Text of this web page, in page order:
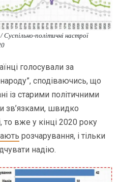
політичні настрої
голосували за
сподіваючись, що
із старими політичними
зв’язками, швидко
то вже у кінці 2020 року
розчарування, і тільки
надію.